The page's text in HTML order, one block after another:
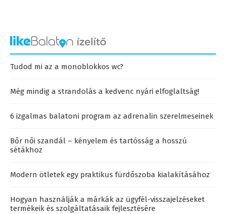
Tudod mi az a monoblokkos wc?
Még mindig a strandolás a kedvenc nyári elfoglaltság!
6 izgalmas balatoni program az adrenalin szerelmeseinek
Bőr női szandál – kényelem és tartósság a hosszú
sétákhoz
Modern ötletek egy praktikus fürdőszoba kialakításához
Hogyan használják a márkák az ügyfél-visszajelzéseket
termékeik és szolgáltatásaik fejlesztésére